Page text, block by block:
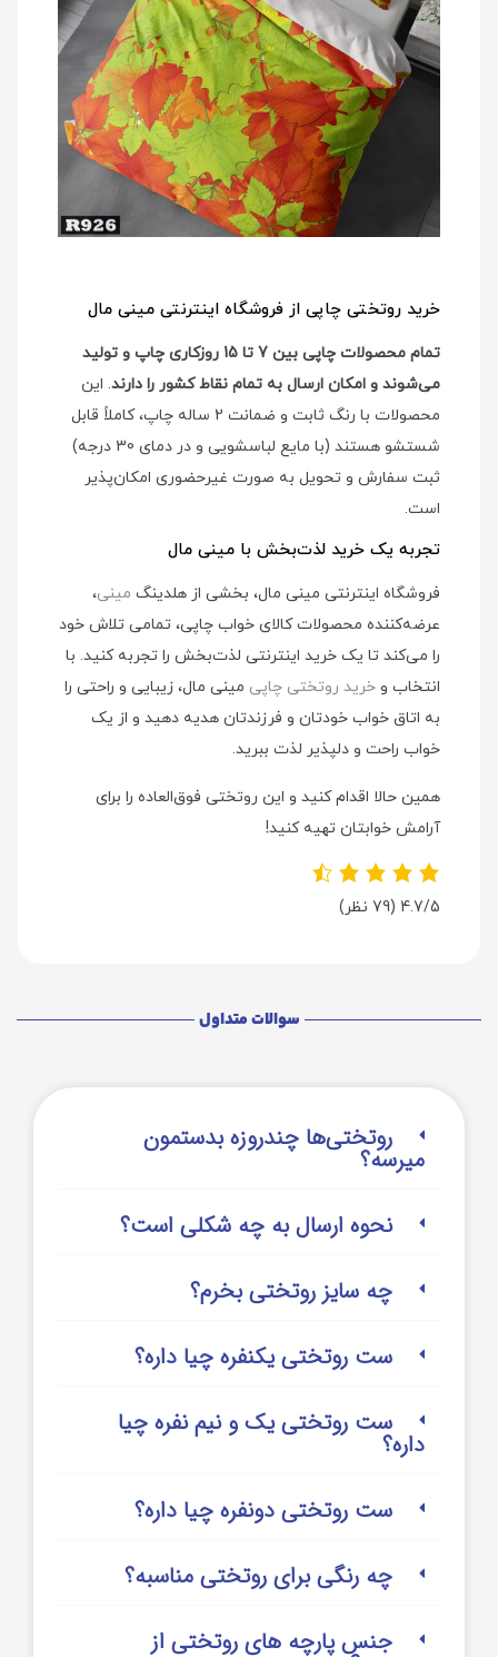
خرید روتختی چاپی از فروشگاه اینترنتی مینی مال
تمام محصولات چاپی بین 7 تا 15 روزکاری چاپ و تولید
می‌شوند و امکان ارسال به تمام نقاط کشور را دارند. این
محصولات با رنگ ثابت و ضمانت 2 ساله چاپ، کاملاً قابل
شستشو هستند (با مایع لباسشویی و در دمای 30 درجه)
ثبت سفارش و تحویل به صورت غیرحضوری امکان‌پذیر
است.
تجربه یک خرید لذت‌بخش با مینی مال
فروشگاه اینترنتی مینی مال، بخشی از هلدینگ مینی،
عرضه‌کننده محصولات کالای خواب چاپی، تمامی تلاش خود
را می‌کند تا یک خرید اینترنتی لذت‌بخش را تجربه کنید. با
انتخاب و خرید روتختی چاپی مینی مال، زیبایی و راحتی را
به اتاق خواب خودتان و فرزندتان هدیه دهید و از یک
خواب راحت و دلپذیر لذت ببرید.
همین حالا اقدام کنید و این روتختی فوق‌العاده را برای
آرامش خوابتان تهیه کنید!
4.7/5 (79 نظر)
سوالات متداول
روتختی‌‌ها چندروزه بدستمون
میرسه؟
نحوه ارسال به چه شکلی است؟
چه سایز روتختی بخرم؟
ست روتختی یکنفره چیا داره؟
ست روتختی یک و نیم نفره چیا
داره؟
ست روتختی دونفره چیا داره؟
چه رنگی برای روتختی مناسبه؟
جنس پارچه های روتختی از